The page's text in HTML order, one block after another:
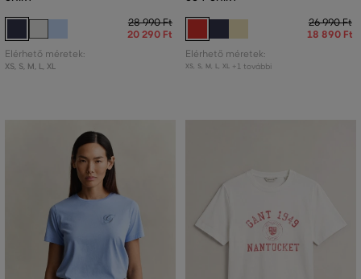
28 990 Ft
20 290 Ft
Elérhető méretek:
XS, S, M L XL
26 990 Ft
18 890 Ft
Elérhető méretek:
XS, S, M L, XL +1 további